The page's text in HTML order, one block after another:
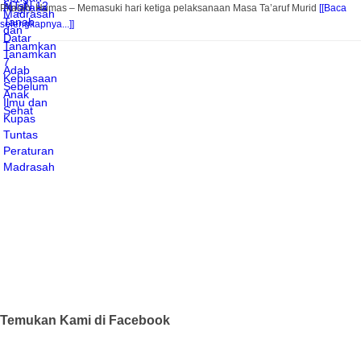
Pitalah, Humas – Memasuki hari ketiga pelaksanaan Masa Ta’aruf Murid [[Baca
selengkapnya...]]
Temukan Kami di Facebook